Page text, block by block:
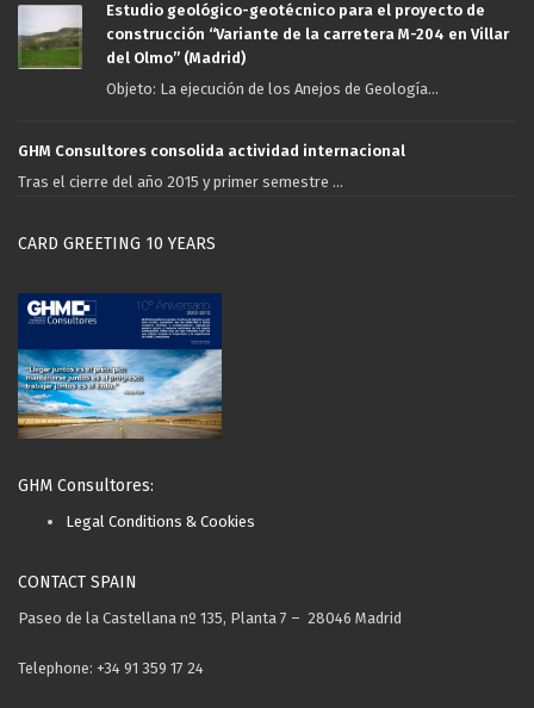
Estudio geológico-geotécnico para el proyecto de
construcción “Variante de la carretera M-204 en Villar
del Olmo” (Madrid)
Objeto: La ejecución de los Anejos de Geología...
GHM Consultores consolida actividad internacional
Tras el cierre del año 2015 y primer semestre ...
CARD GREETING 10 YEARS
GHM Consultores:
Legal Conditions & Cookies
CONTACT SPAIN
Paseo de la Castellana nº 135, Planta 7 – 28046 Madrid
Telephone: +34 91 359 17 24